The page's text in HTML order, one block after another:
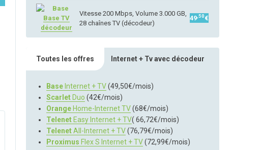
Base TV
décodeur
Vitesse 200 Mbps, Volume 3.000 GB,
28 chaînes TV (décodeur)
49 ,50€
Toutes les offres Internet + Tv avec décodeur
Base Internet + TV(49,50€/mois)
Scarlet Duo (42€/mois)
Orange Home-Internet TV(68€/mois)
Telenet Easy Internet + TV( 66,72€/mois)
TelenetAll-Internet + TV(76,79€/mois)
Proximus Flex S Internet + TV(72,99€/mois)